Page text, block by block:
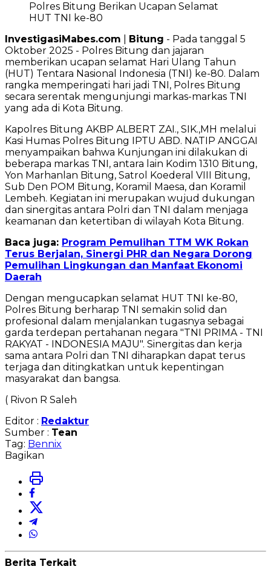
Polres Bitung Berikan Ucapan Selamat
HUT TNI ke-80
InvestigasiMabes.com
Bitung - Pada tanggal 5
Oktober 2025 - Polres Bitung dan jajaran
memberikan ucapan selamat Hari Ulang Tahun
(HUT) Tentara Nasional Indonesia (TNI) ke-80. Dalam
rangka memperingati hari jadi TNI, Polres Bitung
secara serentak mengunjungi markas-markas TNI
yang ada di Kota Bitung.
Kapolres Bitung AKBP ALBERT ZAI., SIK.,MH melalui
Kasi Humas Polres Bitung IPTU ABD. NATIP ANGGAI
menyampaikan bahwa Kunjungan ini dilakukan di
beberapa markas TNI, antara lain Kodim 1310 Bitung,
Yon Marhanlan Bitung, Satrol Koederal VIII Bitung,
Sub Den POM Bitung, Koramil Maesa, dan Koramil
Lembeh. Kegiatan ini merupakan wujud dukungan
dan sinergitas antara Polri dan TNI dalam menjaga
keamanan dan ketertiban di wilayah Kota Bitung.
Baca juga: Program Pemulihan TTM WK Rokan
Terus Berjalan, Sinergi PHR dan Negara Dorong
Pemulihan Lingkungan dan Manfaat Ekonomi
Daerah
Dengan mengucapkan selamat HUT TNI ke-80,
Polres Bitung berharap TNI semakin solid dan
profesional dalam menjalankan tugasnya sebagai
garda terdepan pertahanan negara "TNI PRIMA - TNI
RAKYAT - INDONESIA MAJU". Sinergitas dan kerja
sama antara Polri dan TNI diharapkan dapat terus
terjaga dan ditingkatkan untuk kepentingan
masyarakat dan bangsa.
( Rivon R Saleh
Editor : Redaktur
Sumber : Tean
Tag: Bennix
Bagikan
Berita Terkait